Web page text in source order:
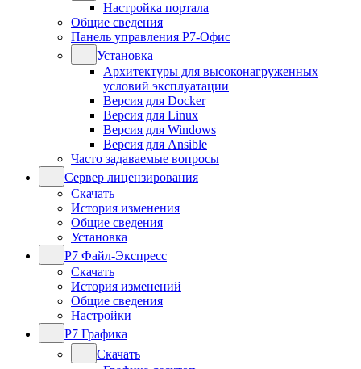
Настройка портала
Общие сведения
Панель управления Р7-Офис
Установка
Архитектуры для высоконагруженных
условий эксплуатации
Версия для Docker
Версия для Linux
Версия для Windows
Версия для Ansible
Часто задаваемые вопросы
Сервер лицензирования
Скачать
История изменения
Общие сведения
Установка
Р7 Файл-Экспресс
Скачать
История изменений
Общие сведения
Настройки
Р7 Графика
Скачать